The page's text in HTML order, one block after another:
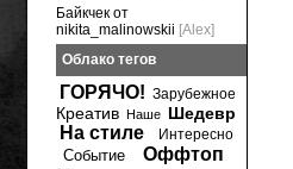
Байкчек от
nikita_malinowskii [Alex]
Облако тегов
ГОРЯЧО! Зарубежное
Креатив Наше Шедевр
На стиле Интересно
Событие
Оффтоп